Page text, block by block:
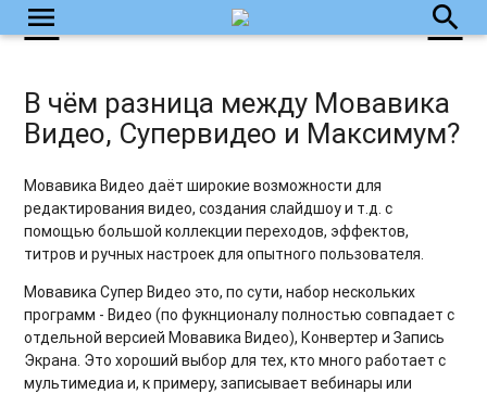
menu search
В чём разница между Мовавика
Видео, Супервидео и Максимум?
Мовавика Видео даёт широкие возможности для
редактирования видео, создания слайдшоу и т.д. с
помощью большой коллекции переходов, эффектов,
титров и ручных настроек для опытного пользователя.
Мовавика Супер Видео это, по сути, набор нескольких
программ - Видео (по фукнционалу полностью совпадает с
отдельной версией Мовавика Видео), Конвертер и Запись
Экрана. Это хороший выбор для тех, кто много работает с
мультимедиа и, к примеру, записывает вебинары или